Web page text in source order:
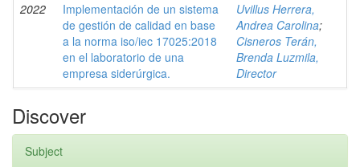
2022
Implementación de un sistema
de gestión de calidad en base
a la norma iso/iec 17025:2018
en el laboratorio de una
empresa siderúrgica.
Uvillus Herrera,
Andrea Carolina;
Cisneros Terán,
Brenda Luzmila,
Director
Discover
Subject